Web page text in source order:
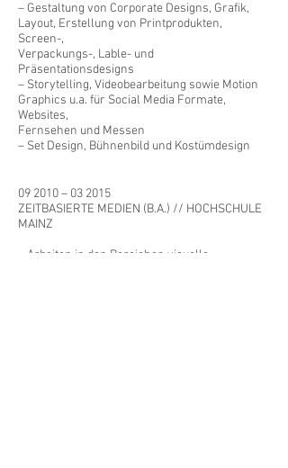
– Gestaltung von Corporate Designs, Grafik,
Layout, Erstellung von Printprodukten,
Screen-,
Verpackungs-, Lable- und
Präsentationsdesigns
– Storytelling, Videobearbeitung sowie Motion
Graphics u.a. für Social Media Formate,
Websites,
Fernsehen und Messen
– Set Design, Bühnenbild und Kostümdesign
09 2010 – 03 2015
ZEITBASIERTE MEDIEN (B.A.) // HOCHSCHULE
MAINZ
– Arbeiten in den Bereichen visuelle